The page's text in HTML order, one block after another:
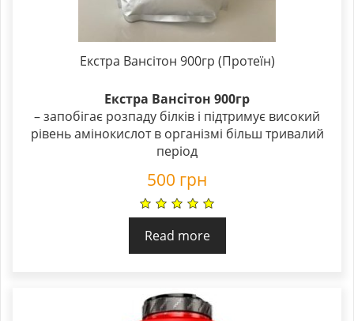
Екстра Вансітон 900гр (Протеїн)
Екстра Вансітон 900гр
– запобігає розпаду білків і підтримує високий
рівень амінокислот в організмі більш тривалий
період
500 грн
Read more